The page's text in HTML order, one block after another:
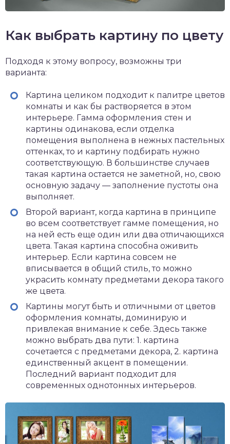
Как выбрать картину по цвету
Подходя к этому вопросу, возможны три
варианта:
Картина целиком подходит к палитре цветов
комнаты и как бы растворяется в этом
интерьере. Гамма оформления стен и
картины одинакова, если отделка
помещения выполнена в нежных пастельных
оттенках, то и картину подбирать нужно
соответствующую. В большинстве случаев
такая картина остается не заметной, но, свою
основную задачу — заполнение пустоты она
выполняет.
Второй вариант, когда картина в принципе
во всем соответствует гамме помещения, но
на ней есть еще один или два отличающихся
цвета. Такая картина способна оживить
интерьер. Если картина совсем не
вписывается в общий стиль, то можно
украсить комнату предметами декора такого
же цвета.
Картины могут быть и отличными от цветов
оформления комнаты, доминирую и
привлекая внимание к себе. Здесь также
можно выбрать два пути: 1. картина
сочетается с предметами декора, 2. картина
единственный акцент в помещении.
Последний вариант подходит для
современных однотонных интерьеров.